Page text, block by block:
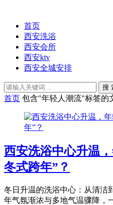
首页
西安洗浴
西安会所
西安ktv
西安全城安排
搜
首页 包含"年轻人潮流"标签的
西安洗浴中心升温
冬式跨年”？
冬日升温的洗浴中心：从清洁
年气氛渐浓与多地气温骤降，